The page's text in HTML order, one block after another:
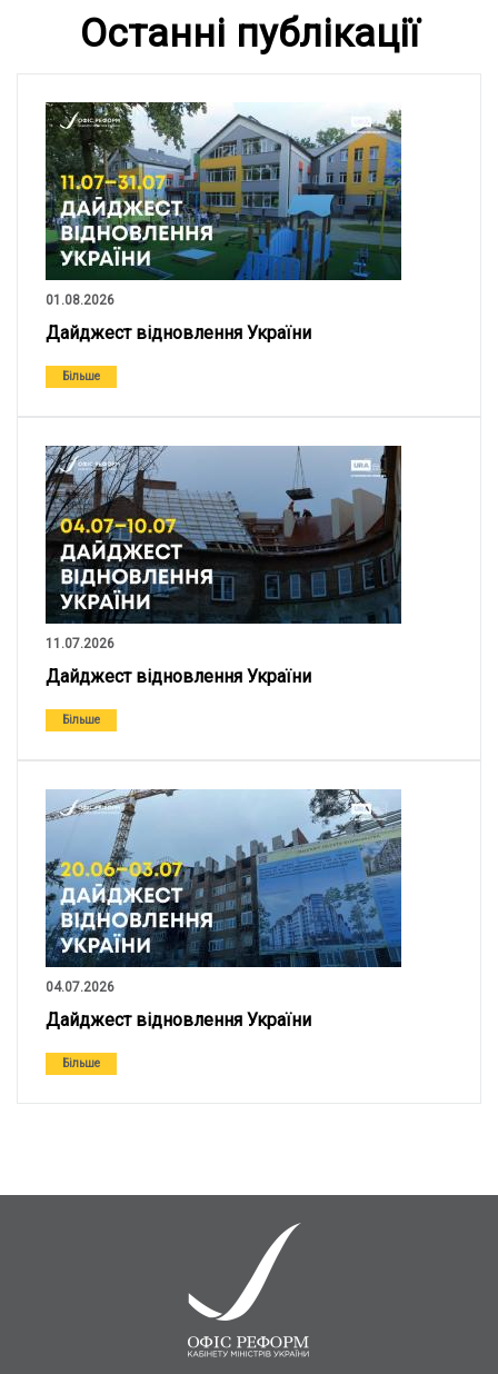
Останні публікації
01.08.2026
Дайджест відновлення України
Більше
11.07.2026
Дайджест відновлення України
Більше
04.07.2026
Дайджест відновлення України
Більше